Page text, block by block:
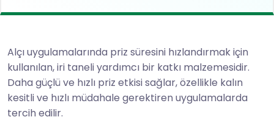
Alçı uygulamalarında priz süresini hızlandırmak için
kullanılan, iri taneli yardımcı bir katkı malzemesidir.
Daha güçlü ve hızlı priz etkisi sağlar, özellikle kalın
kesitli ve hızlı müdahale gerektiren uygulamalarda
tercih edilir.